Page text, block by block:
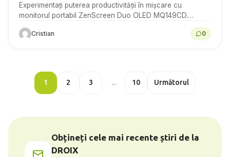
Experimentați puterea productivității în mișcare cu
monitorul portabil ZenScreen Duo OLED MQ149CD.
Dublați-vă suprafața ecranului și creșteți-vă eficiența cu
designul său inovator și caracteristicile...
Cristian 0
1 2 3 ... 10 Următorul
Obțineți cele mai recente știri de la
DROIX